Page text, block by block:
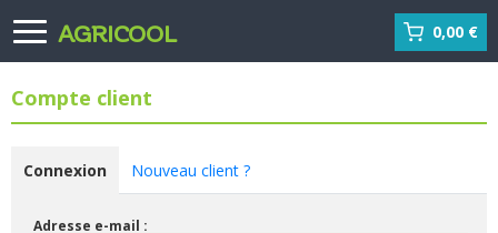
AGRICOOL 0,00 €
Compte client
Connexion Nouveau client ?
Adresse e-mail :